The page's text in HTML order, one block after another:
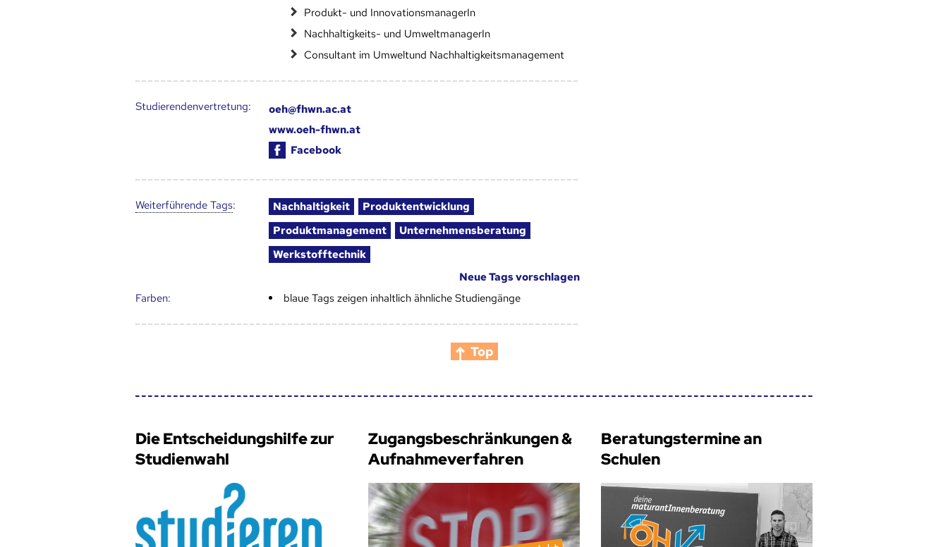
Produkt- und InnovationsmanagerIn
Nachhaltigkeits- und UmweltmanagerIn
Consultant im Umweltund Nachhaltigkeitsmanagement
Studierendenvertretung:
oeh@fhwn.ac.at
www.oeh-fhwn.at
Facebook
Weiter­führende Tags: Nachhaltigkeit
Produktentwicklung
Produktmanagement
Unternehmensberatung
Werkstofftechnik
Neue Tags vorschlagen
Farben:
blaue Tags zeigen inhaltlich ähnliche Studiengänge
Top
Die Entscheidungshilfe zur
Studienwahl
Zugangsbeschränkungen &
Aufnahmeverfahren
Beratungstermine an
Schulen